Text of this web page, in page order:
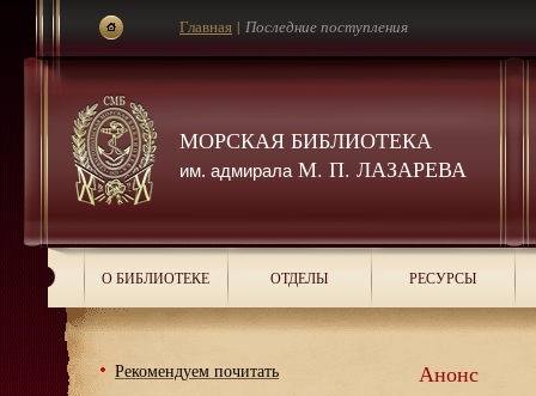
МОРСКАЯ БИБЛИОТЕКА
им. адмиралаМ. П. ЛАЗАРЕВА
Главная | Последние поступления
О БИБЛИОТЕКЕ ОТДЕЛЫ РЕСУРСЫ
Рекомендуем почитать
Анонс